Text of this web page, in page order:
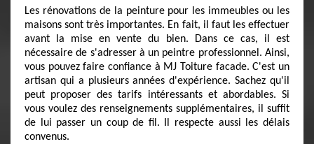
Les rénovations de la peinture pour les immeubles ou les
maisons sont très importantes. En fait, il faut les effectuer
avant la mise en vente du bien. Dans ce cas, il est
nécessaire de s'adresser à un peintre professionnel. Ainsi,
vous pouvez faire confiance à MJ Toiture facade. C'est un
artisan qui a plusieurs années d'expérience. Sachez qu'il
peut proposer des tarifs intéressants et abordables. Si
vous voulez des renseignements supplémentaires, il suffit
de lui passer un coup de fil. Il respecte aussi les délais
convenus.